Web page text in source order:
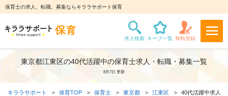
保育士の求人、転職、募集ならキララサポート保育
東京都江東区の40代活躍中の保育士求人・転職・募集一覧
8月7日 更新
キララサポート 保育TOP 保育士 東京都 江東区 40代活躍中求人